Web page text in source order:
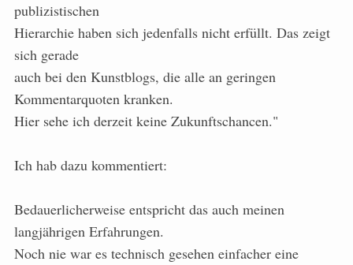
publizistischen
Hierarchie haben sich jedenfalls nicht erfüllt. Das zeigt
sich gerade
auch bei den Kunstblogs, die alle an geringen
Kommentarquoten kranken.
Hier sehe ich derzeit keine Zukunftschancen."
Ich hab dazu kommentiert:
Bedauerlicherweise entspricht das auch meinen
langjährigen Erfahrungen.
Noch nie war es technisch gesehen einfacher eine